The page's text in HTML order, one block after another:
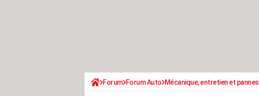
Forum Forum Auto Mécanique, entretien et pannes